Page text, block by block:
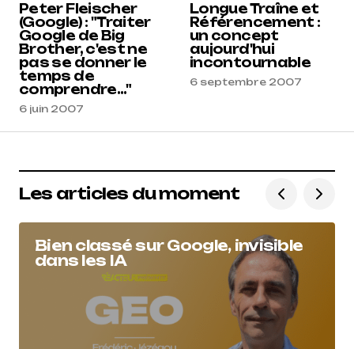
Peter Fleischer
(Google) : "Traiter
Google de Big
Brother, c'est ne
pas se donner le
temps de
comprendre..."
6 juin 2007
Longue Traîne et
Référencement :
un concept
aujourd'hui
incontournable
6 septembre 2007
Les articles du moment
Bien classé sur Google, invisible
dans les IA